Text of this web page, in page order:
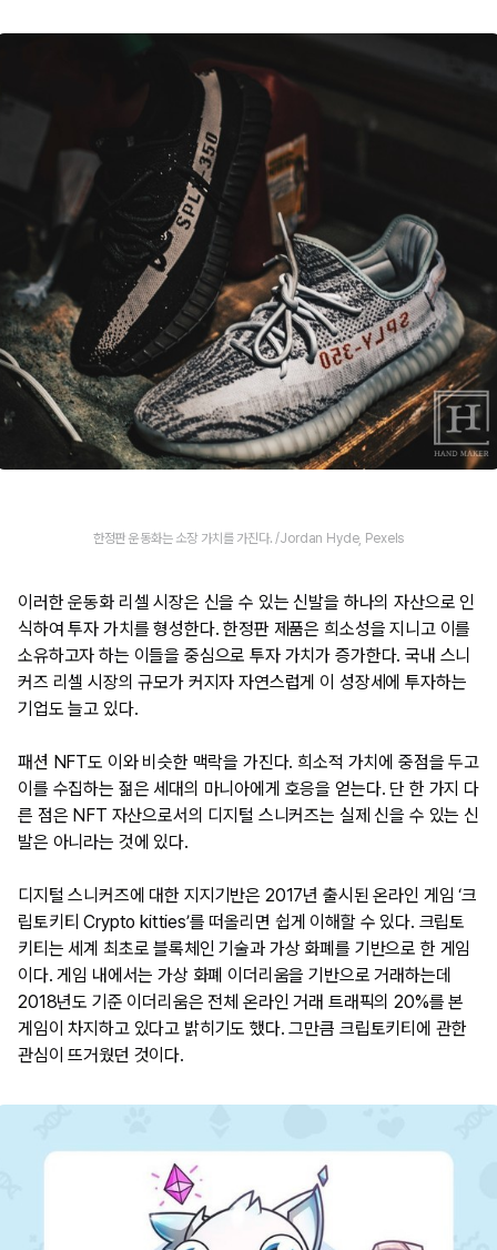
한정판 운동화는 소장 가치를 가진다. /Jordan Hyde, Pexels
이러한 운동화 리셀 시장은 신을 수 있는 신발을 하나의 자산으로 인
식하여 투자 가치를 형성한다. 한정판 제품은 희소성을 지니고 이를
소유하고자 하는 이들을 중심으로 투자 가치가 증가한다. 국내 스니
커즈 리셀 시장의 규모가 커지자 자연스럽게 이 성장세에 투자하는
기업도 늘고 있다.
패션 NFT도 이와 비슷한 맥락을 가진다. 희소적 가치에 중점을 두고
이를 수집하는 젊은 세대의 마니아에게 호응을 얻는다. 단 한 가지 다
른 점은 NFT 자산으로서의 디지털 스니커즈는 실제 신을 수 있는 신
발은 아니라는 것에 있다.
디지털 스니커즈에 대한 지지기반은 2017년 출시된 온라인 게임 ‘크
립토키티 Crypto kitties’를 떠올리면 쉽게 이해할 수 있다. 크립토
키티는 세계 최초로 블록체인 기술과 가상 화폐를 기반으로 한 게임
이다. 게임 내에서는 가상 화폐 이더리움을 기반으로 거래하는데
2018년도 기준 이더리움은 전체 온라인 거래 트래픽의 20%를 본
게임이 차지하고 있다고 밝히기도 했다. 그만큼 크립토키티에 관한
관심이 뜨거웠던 것이다.